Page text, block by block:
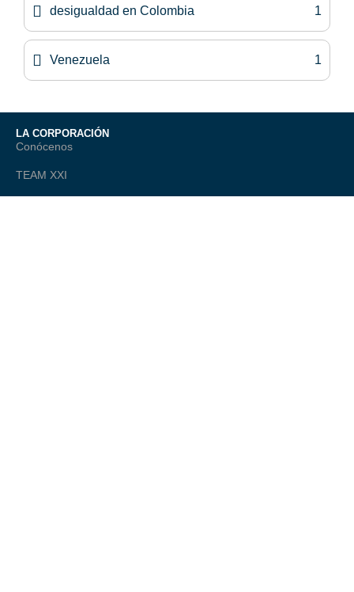
desigualdad en Colombia 1
Venezuela 1
LA CORPORACIÓN
Conócenos
TEAM XXI